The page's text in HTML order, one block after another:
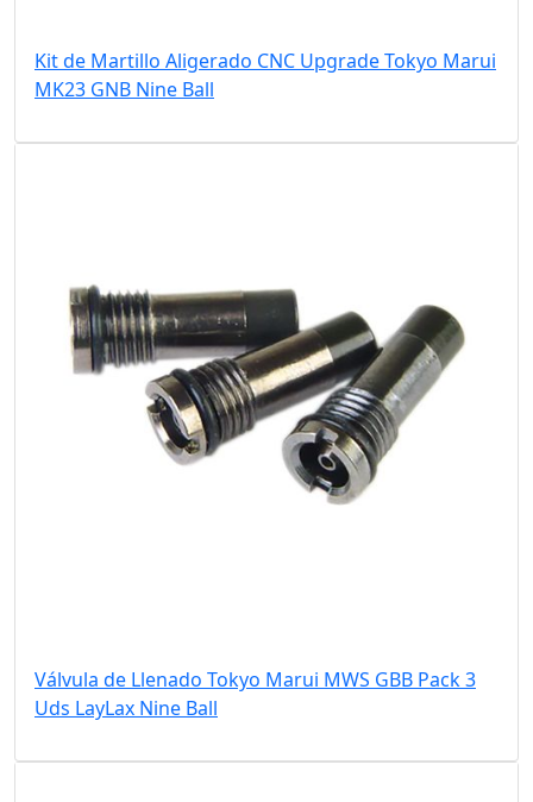
Kit de Martillo Aligerado CNC Upgrade Tokyo Marui
MK23 GNB Nine Ball
Válvula de Llenado Tokyo Marui MWS GBB Pack 3
Uds LayLax Nine Ball